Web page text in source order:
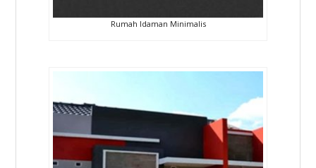
Rumah Idaman Minimalis